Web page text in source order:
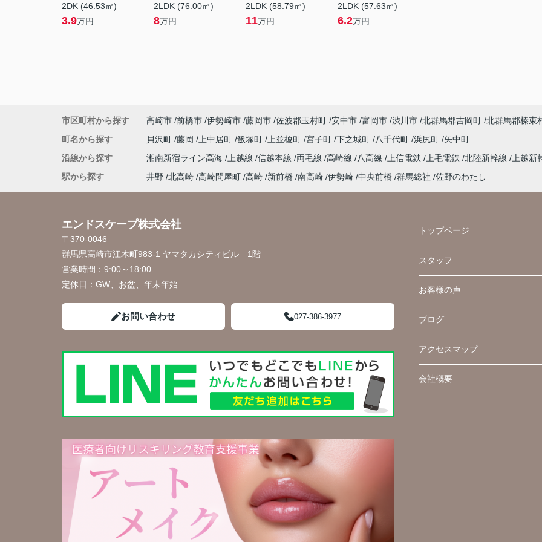
2DK (46.53㎡)
3.9万円
2LDK (76.00㎡)
8万円
2LDK (58.79㎡)
11万円
2LDK (57.63㎡)
6.2万円
市区町村から探す 高崎市 前橋市 伊勢崎市 藤岡市 佐波郡玉村町 安中市 富岡市 渋川市 北群馬郡吉岡町 北群馬郡榛東
町名から探す
貝沢町 藤岡 上中居町 飯塚町 上並榎町 宮子町 下之城町 八千代町 浜尻町 矢中町
沿線から探す
湘南新宿ライン高海 上越線 信越本線 両毛線 高崎線 八高線 上信電鉄 上毛電鉄 北陸新幹線
上越新
駅から探す
井野 北高崎 高崎問屋町 高崎 新前橋 南高崎 伊勢崎 中央前橋 群馬総社 佐野のわたし
エンドスケープ株式会社
〒370-0046
群馬県高崎市江木町983-1 ヤマタカシティビル 1階
営業時間： 9:00～18:00
定休日： GW、お盆、年末年始
お問い合わせ 027-386-3977
トップページ
スタッフ
お客様の声
ブログ
アクセスマップ
会社概要